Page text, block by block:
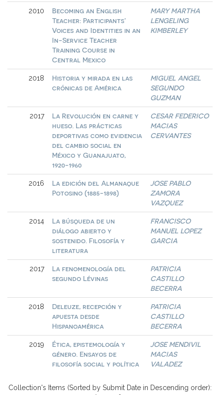
2010
Becoming an English
Teacher: Participants’
Voices and Identities in an
In-Service Teacher
Training Course in
Central Mexico
MARY MARTHA
LENGELING
KIMBERLEY
2018
Historia y mirada en las
crónicas de América
MIGUEL ANGEL
SEGUNDO
GUZMAN
2017
La Revolución en carne y
hueso. Las prácticas
deportivas como evidencia
del cambio social en
México y Guanajuato,
1920-1960
CESAR FEDERICO
MACIAS
CERVANTES
2016
La edición del Almanaque
Potosino (1885-1898)
JOSE PABLO
ZAMORA
VAZQUEZ
2014
La búsqueda de un
diálogo abierto y
sostenido. Filosofía y
literatura
FRANCISCO
MANUEL LOPEZ
GARCIA
2017
La fenomenología del
segundo Lévinas
PATRICIA
CASTILLO
BECERRA
2018
Deleuze, recepción y
apuesta desde
Hispanoamérica
PATRICIA
CASTILLO
BECERRA
2019
Ética, epistemología y
género. Ensayos de
filosofía social y política
JOSE MENDIVIL
MACIAS
VALADEZ
Collection's Items (Sorted by Submit Date in Descending order):